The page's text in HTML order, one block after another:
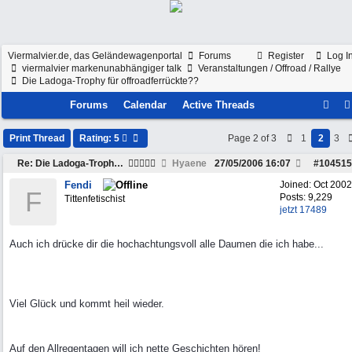
Register Log
Viermalvier.de, das Geländewagenportal
Forums
viermalvier markenunabhängiger talk
Veranstaltungen / Offroad / Rallye
Die Ladoga-Trophy für offroadferrückte??
Forums Calendar Active Threads
Print Thread Rating: 5 Page 2 of 3 1 2 3
Re: Die Ladoga-Trophy für offroadferrückte?? Hyaene #104515
27/05/2006 16:07
Joined: Oct 2002
Posts: 9,229
jetzt 17489
F
Fendi
Tittenfetischist
Auch ich drücke dir die hochachtungsvoll alle Daumen die ich habe...
Viel Glück und kommt heil wieder.
Auf den Allregentagen will ich nette Geschichten hören!